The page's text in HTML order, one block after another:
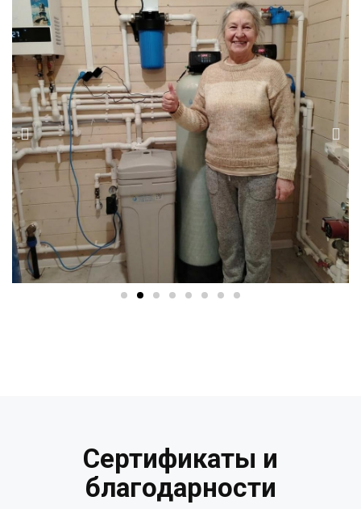
Сертификаты и
благодарности